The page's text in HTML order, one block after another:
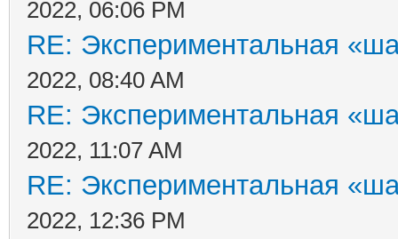
2022, 06:06 PM
RE: Экспериментальная
2022, 08:40 AM
RE: Экспериментальная
2022, 11:07 AM
RE: Экспериментальная
2022, 12:36 PM